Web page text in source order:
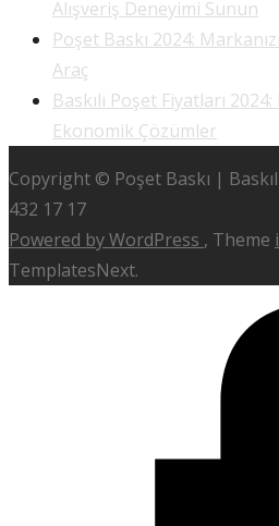
Alışveriş Deneyimi Sunun
Poşet Baskı 2024:
Araç
Baskılı Poşet Fiyatları
Ekonomik Çözümler
Copyright © Poşet Baskı |
432 17 17
Powered by WordPress , Theme
TemplatesNext.